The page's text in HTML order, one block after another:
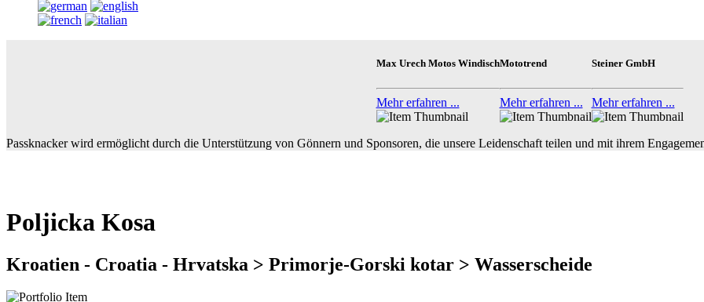
Max Urech Motos Windisch
Mehr erfahren ...
Mototrend
Mehr erfahren ...
Steiner GmbH
Mehr erfahren ...
Passknacker wird ermöglicht durch die Unterstützung von Gönnern und Sponsoren, die unsere Leidenschaft teilen und mit ihrem
Poljicka Kosa
Kroatien - Croatia - Hrvatska > Primorje-Gorski kotar > Wasserscheide